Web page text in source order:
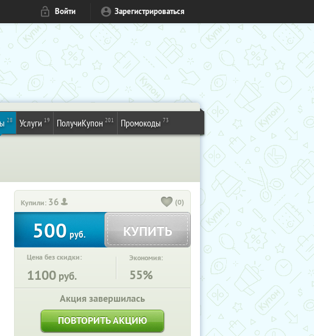
Войти Зарегистрироваться
28 Услуги 19 ПолучиКупон 201 Промокоды 73
Купили: 36 (0)
500 руб. КУПИТЬ
Цена без скидки:
1100 руб.
Экономия:
55%
Акция завершилась
ПОВТОРИТЬ АКЦИЮ